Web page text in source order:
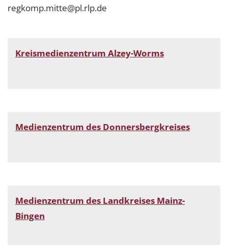
regkomp.mitte@pl.rlp.de
Kreismedienzentrum Alzey-Worms
Medienzentrum des Donnersbergkreises
Medienzentrum des Landkreises Mainz-
Bingen